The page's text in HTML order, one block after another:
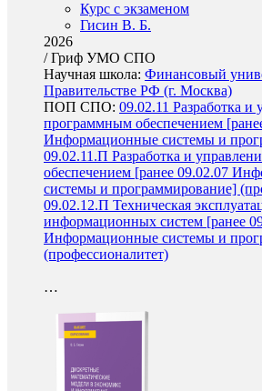
Курс с экзаменом
Гисин В. Б.
2026
/Гриф УМО СПО
Научная школа: Финансовый
Правительстве РФ (г. Москва)
ПОП СПО: 09.02.11 Разработка и
программным обеспечением
Информационные системы и
09.02.11.П Разработка и
обеспечением [ранее 09.02.07
системы и программирование]
09.02.12.П Техническая
информационных систем [ранее
Информационные системы и
(профессионалитет)
…